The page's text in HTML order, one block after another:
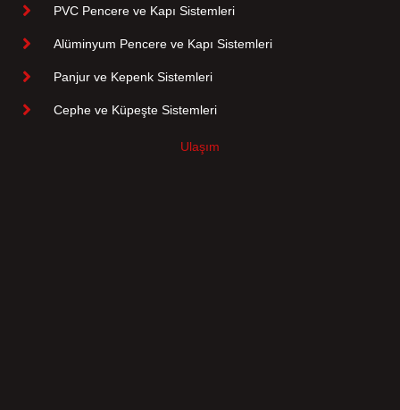
PVC Pencere ve Kapı Sistemleri
Alüminyum Pencere ve Kapı Sistemleri
Panjur ve Kepenk Sistemleri
Cephe ve Küpeşte Sistemleri
Ulaşım